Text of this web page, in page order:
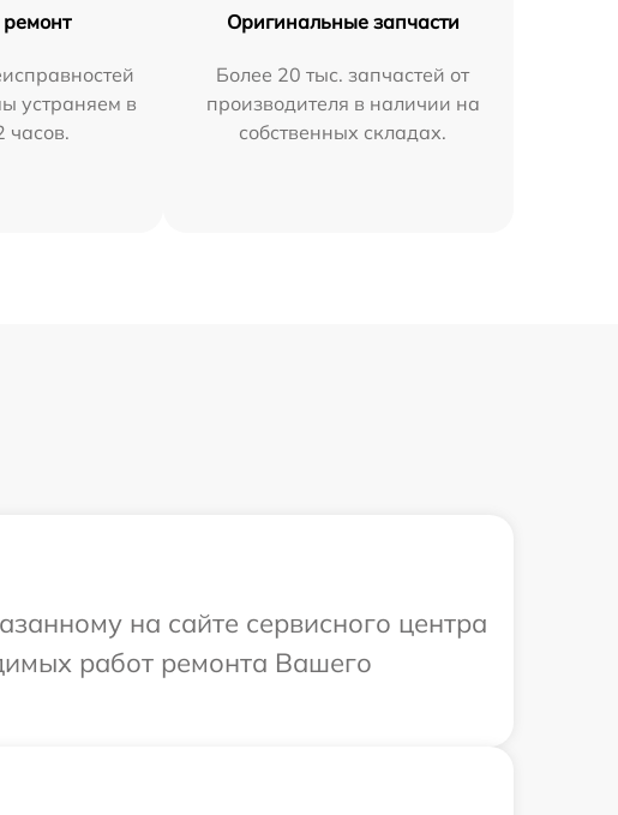
устраняем в
часов.
Оригинальные запчасти
Более 20 тыс. запчастей от
производителя в наличии на
собственных складах.
на сайте сервисного центра
работ ремонта Вашего